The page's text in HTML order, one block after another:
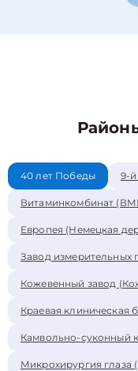
40 лет Победы 9-й
Витаминкомбинат
Европея (Немецкая
Завод измерительных
Кожевенный завод
Краевая клиническая
Камвольно-суконный
Микрохирургия глаза